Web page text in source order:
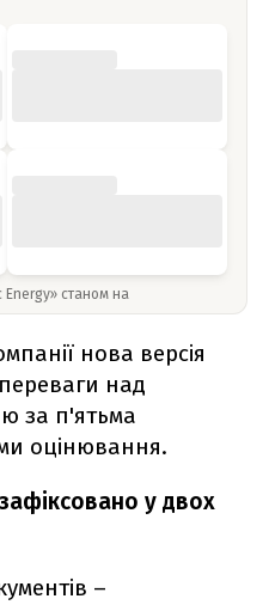
Energy» станом на
нова версія
над
за п'ятьма
оцінювання.
зафіксовано у двох
–